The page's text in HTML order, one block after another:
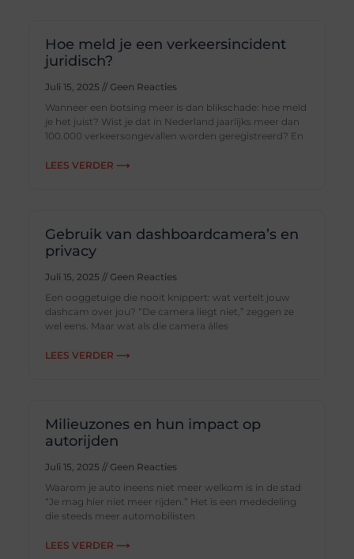
Hoe meld je een verkeersincident
juridisch?
Juli 15, 2025
Geen Reacties
Wanneer een botsing meer is dan blikschade: hoe meld
je het juist? Wist je dat in Nederland jaarlijks meer dan
100.000 verkeersongevallen worden geregistreerd? En
LEES VERDER ⟶
Gebruik van dashboardcamera’s en
privacy
Juli 15, 2025
Geen Reacties
Een ooggetuige die nooit knippert: wat vertelt jouw
dashcam over jou? “De camera liegt niet,” zeggen ze
wel eens. Maar wat als die camera álles
LEES VERDER ⟶
Milieuzones en hun impact op
autorijden
Juli 15, 2025
Geen Reacties
Waarom je auto ineens niet meer welkom is in de stad
“Je mag hier niet meer rijden.” Het is een mededeling
die steeds meer automobilisten
LEES VERDER ⟶